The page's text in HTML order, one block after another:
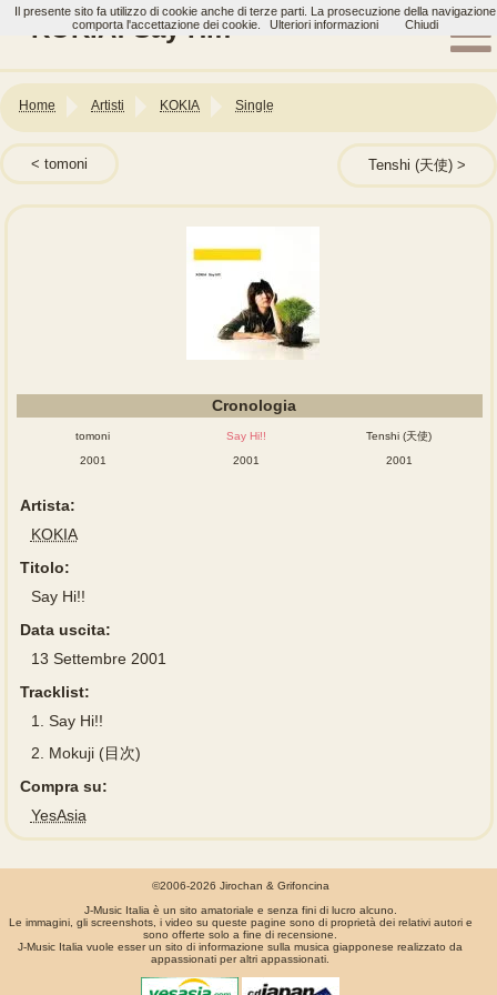
KOKIA: Say Hi!!
Home Artisti KOKIA Single
tomoni Tenshi (天使)
Cronologia
tomoni
2001
Say Hi!!
2001
Tenshi (天使)
2001
Artista:
KOKIA
Titolo:
Say Hi!!
Data uscita:
13 Settembre 2001
Tracklist:
1.
Say Hi!!
2.
Mokuji (目次)
Compra su:
YesAsia
©2006-2026 Jirochan & Grifoncina
J-Music Italia è un sito amatoriale e senza fini di lucro alcuno.
Le immagini, gli screenshots, i video su queste pagine sono di proprietà dei relativi autori e
sono offerte solo a fine di recensione.
J-Music Italia vuole esser un sito di informazione sulla musica giapponese realizzato da
appassionati per altri appassionati.
Il presente sito fa utilizzo di cookie anche di terze parti. La prosecuzione della navigazione
comporta l'accettazione dei cookie.
Ulteriori informazioni Chiudi